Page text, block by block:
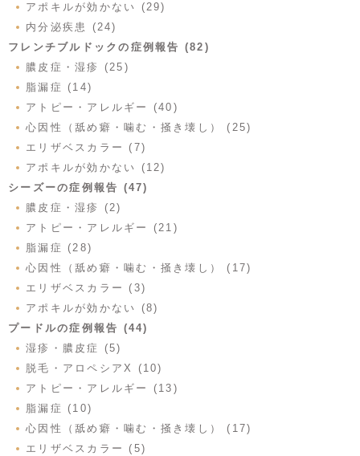
アポキルが効かない (29)
内分泌疾患 (24)
フレンチブルドックの症例報告 (82)
膿皮症・湿疹 (25)
脂漏症 (14)
アトピー・アレルギー (40)
心因性（舐め癖・噛む・掻き壊し） (25)
エリザベスカラー (7)
アポキルが効かない (12)
シーズーの症例報告 (47)
膿皮症・湿疹 (2)
アトピー・アレルギー (21)
脂漏症 (28)
心因性（舐め癖・噛む・掻き壊し） (17)
エリザベスカラー (3)
アポキルが効かない (8)
プードルの症例報告 (44)
湿疹・膿皮症 (5)
脱毛・アロペシアX (10)
アトピー・アレルギー (13)
脂漏症 (10)
心因性（舐め癖・噛む・掻き壊し） (17)
エリザベスカラー (5)